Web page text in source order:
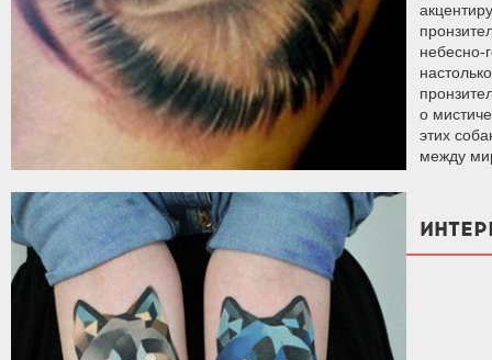
небесно-
о
этих
между